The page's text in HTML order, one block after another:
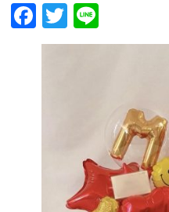
Facebook
Twitter